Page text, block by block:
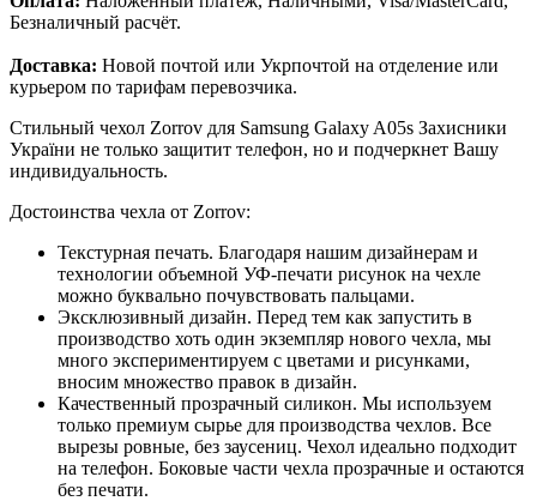
Безналичный расчёт.
Доставка: Новой почтой или Укрпочтой на отделение или
курьером по тарифам перевозчика.
Стильный чехол Zorrov для Samsung Galaxy A05s Захисники
України не только защитит телефон, но и подчеркнет Вашу
индивидуальность.
Достоинства чехла от Zorrov:
Текстурная печать. Благодаря нашим дизайнерам и
технологии объемной УФ-печати рисунок на чехле
можно буквально почувствовать пальцами.
Эксклюзивный дизайн. Перед тем как запустить в
производство хоть один экземпляр нового чехла, мы
много экспериментируем с цветами и рисунками,
вносим множество правок в дизайн.
Качественный прозрачный силикон. Мы используем
только премиум сырье для производства чехлов. Все
вырезы ровные, без заусениц. Чехол идеально подходит
на телефон. Боковые части чехла прозрачные и остаются
без печати.